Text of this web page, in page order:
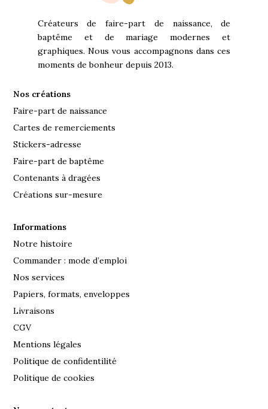
Créateurs de faire-part de naissance, de
baptême et de mariage modernes et
graphiques. Nous vous accompagnons dans ces
moments de bonheur depuis 2013.
Nos créations
Faire-part de naissance
Cartes de remerciements
Stickers-adresse
Faire-part de baptême
Contenants à dragées
Créations sur-mesure
Informations
Notre histoire
Commander : mode d’emploi
Nos services
Papiers, formats, enveloppes
Livraisons
CGV
Mentions légales
Politique de confidentilité
Politique de cookies